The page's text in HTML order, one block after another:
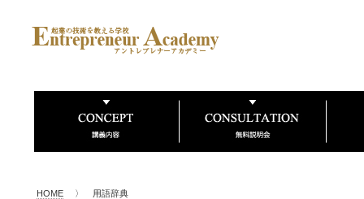
HOME 〉 用語辞典